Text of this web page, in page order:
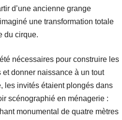
d’une ancienne grange
une transformation totale
du cirque.
nécessaires pour construire les
donner naissance à un tout
les invités étaient plongés dans
scénographié en ménagerie :
monumental de quatre mètres